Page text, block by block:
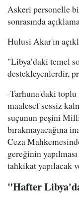
Askeri personelle
sonrasında
Hulusi Akar'ın
"Libya’daki temel
destekleyenlerdir,
-Tarhuna'daki toplu
maalesef sessiz
suçunun peşini
bırakmayacağına
Ceza
gereğinin
tahkikat yapılacak
"Hafter